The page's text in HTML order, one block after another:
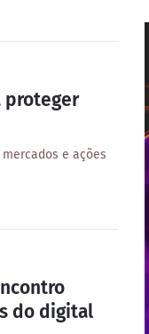
proteger
e ações
do digital